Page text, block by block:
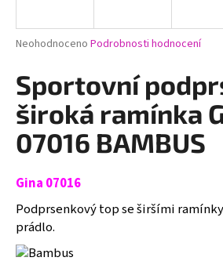
Průměrné
produktu
je
0,0
z
5
hvězdiček.
Neohodnoceno Podrobnosti hodnocení
Sportovní
široká ramínka
07016 BAMBUS
Gina 07016
Podprsenkový top se širšími
prádlo.
j
t
?
D